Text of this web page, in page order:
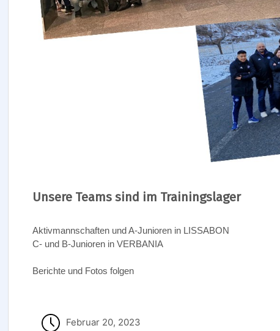
Unsere Teams sind im Trainingslager
Aktivmannschaften und A-Junioren in LISSABON
C- und B-Junioren in VERBANIA
Berichte und Fotos folgen
Februar 20, 2023